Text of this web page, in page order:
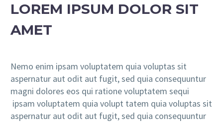
LOREM IPSUM DOLOR SIT
AMET
Nemo enim ipsam voluptatem quia voluptas sit
aspernatur aut odit aut fugit, sed quia consequuntur
magni dolores eos qui ratione voluptatem sequi
ipsam voluptatem quia volupt tatem quia voluptas sit
aspernatur aut odit aut fugit, sed quia consequuntur